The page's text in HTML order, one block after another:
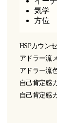
気学
方位
HSPカウン
アドラー流
アドラー流
自己肯定感
自己肯定感